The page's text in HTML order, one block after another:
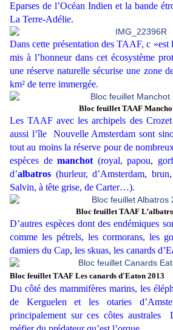
Eparses de l’Océan Indien et la bande
La Terre-Adélie.
Dans cette présentation des TAAF, c »est
mis à l’honneur dans cet écosystème
une réserve naturelle sécurise une zone
km² de terre immergée.
Bloc feuillet TAAF
Les TAAF avec les archipels des
aussi l’île Nouvelle Amsterdam sont
tout au moins la réserve pour de
espèces demanchot (royal, papou,
d’albatros (hurleur, d’Amsterdam,
Salvin, à tête grise, de Carter…).
Bloc feuillet TAAF
D’autres espèces dont des endémiques
comme les pétrels, les cormorans, les
damiers du Cap, les skuas, les canards
Bloc feuillet TAAF Les canards d'Eaton 2013
Du côté des mammifères marins, les
de Kerguelen et les otaries
principalement sur ces côtes australes